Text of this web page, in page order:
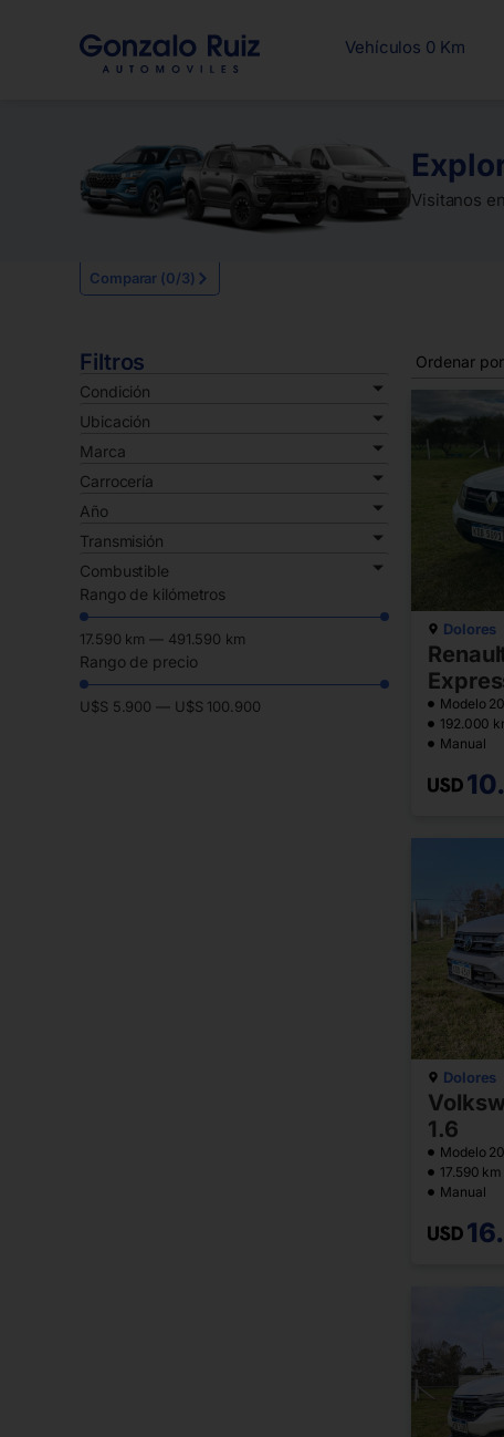
Vehículos 0 Km
Visitanos
Comparar (0/3)
Filtros
Condición
Ubicación
Marca
Carrocería
Año
Transmisión
Combustible
Rango de kilómetros
17.590 km 491.590 km
Rango de precio
U$S 5.900 U$S 100.900
Dolores
Modelo
192.000
Manual
Dolores
1.6
Modelo
17.590 km
Manual